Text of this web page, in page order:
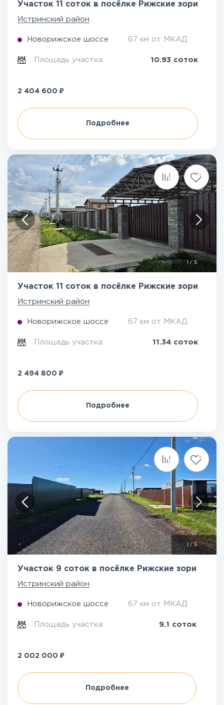
Участок 11 соток в посёлке Рижские зори
Истринский район
Новорижское шоссе 67 км от МКАД
Площадь участка: 10.93 соток
2 404 600 ₽
Подробнее
/ 5
Участок 11 соток в посёлке Рижские зори
Истринский район
Новорижское шоссе 67 км от МКАД
Площадь участка: 11.34 соток
2 494 800 ₽
Подробнее
1/5
Участок 9 соток в посёлке Рижские зори
Истринский район
Новорижское шоссе 67 км от МКАД
Площадь участка: 9.1 соток
2 002 000 ₽
Подробнее